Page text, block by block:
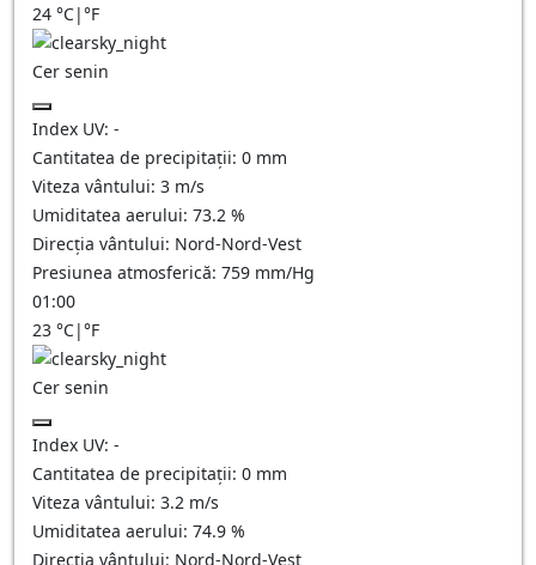
24 °C|°F
Cer senin
Index UV: -
Cantitatea de precipitații: 0 mm
Viteza vântului: 3 m/s
Umiditatea aerului: 73.2 %
Direcția vântului: Nord-Nord-Vest
Presiunea atmosferică: 759 mm/Hg
01:00
23 °C|°F
Cer senin
Index UV: -
Cantitatea de precipitații: 0 mm
Viteza vântului: 3.2 m/s
Umiditatea aerului: 74.9 %
Direcția vântului: Nord-Nord-Vest